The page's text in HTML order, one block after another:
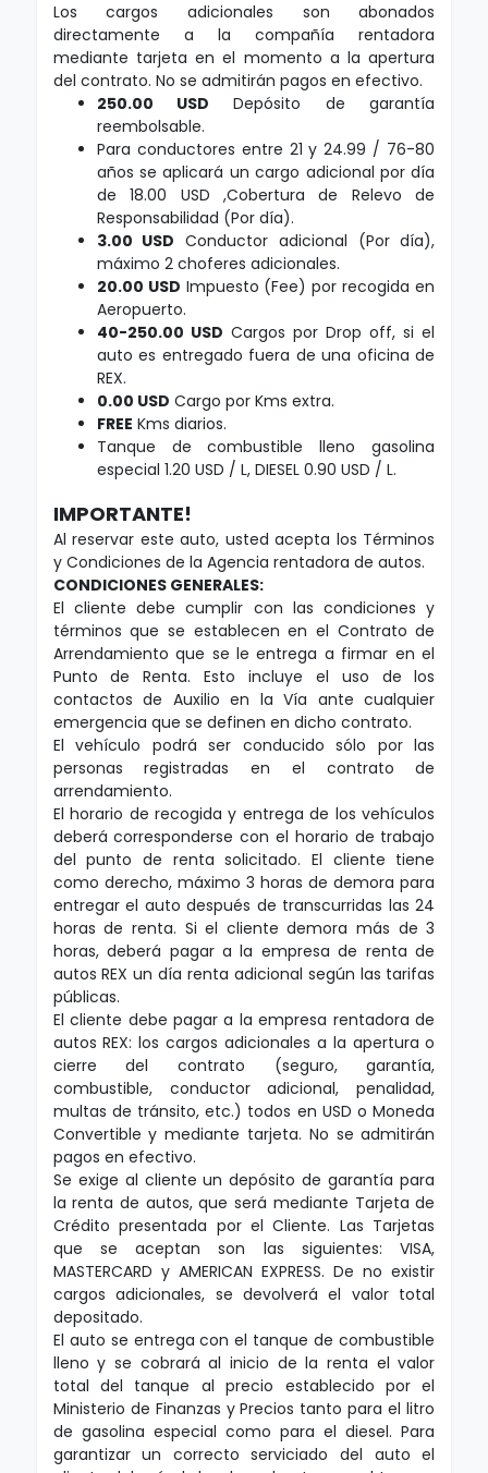
Los cargos adicionales son abonados
directamente a la compañía rentadora
mediante tarjeta en el momento a la apertura
del contrato. No se admitirán pagos en efectivo.
250.00 USD Depósito de garantía
reembolsable.
Para conductores entre 21 y 24.99 / 76-80
años se aplicará un cargo adicional por día
de 18.00 USD ,Cobertura de Relevo de
Responsabilidad (Por día).
3.00 USD Conductor adicional (Por día),
máximo 2 choferes adicionales.
20.00 USD Impuesto (Fee) por recogida en
Aeropuerto.
40-250.00 USD Cargos por Drop off, si el
auto es entregado fuera de una oficina de
REX.
0.00 USD Cargo por Kms extra.
FREE Kms diarios.
Tanque de combustible lleno gasolina
especial 1.20 USD / L, DIESEL 0.90 USD / L.
IMPORTANTE!
Al reservar este auto, usted acepta los Términos
y Condiciones de la Agencia rentadora de autos.
CONDICIONES GENERALES:
El cliente debe cumplir con las condiciones y
términos que se establecen en el Contrato de
Arrendamiento que se le entrega a firmar en el
Punto de Renta. Esto incluye el uso de los
contactos de Auxilio en la Vía ante cualquier
emergencia que se definen en dicho contrato.
El vehículo podrá ser conducido sólo por las
personas registradas en el contrato de
arrendamiento.
El horario de recogida y entrega de los vehículos
deberá corresponderse con el horario de trabajo
del punto de renta solicitado. El cliente tiene
como derecho, máximo 3 horas de demora para
entregar el auto después de transcurridas las 24
horas de renta. Si el cliente demora más de 3
horas, deberá pagar a la empresa de renta de
autos REX un día renta adicional según las tarifas
públicas.
El cliente debe pagar a la empresa rentadora de
autos REX: los cargos adicionales a la apertura o
cierre del contrato (seguro, garantía,
combustible, conductor adicional, penalidad,
multas de tránsito, etc.) todos en USD o Moneda
Convertible y mediante tarjeta. No se admitirán
pagos en efectivo.
Se exige al cliente un depósito de garantía para
la renta de autos, que será mediante Tarjeta de
Crédito presentada por el Cliente. Las Tarjetas
que se aceptan son las siguientes: VISA,
MASTERCARD y AMERICAN EXPRESS. De no existir
cargos adicionales, se devolverá el valor total
depositado.
El auto se entrega con el tanque de combustible
lleno y se cobrará al inicio de la renta el valor
total del tanque al precio establecido por el
Ministerio de Finanzas y Precios tanto para el litro
de gasolina especial como para el diesel. Para
garantizar un correcto serviciado del auto el